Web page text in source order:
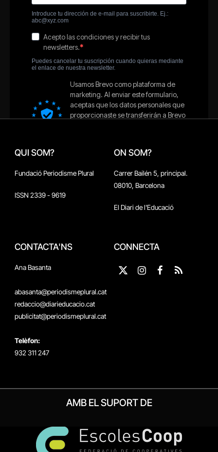
QUI SOM?
Fundació Periodisme Plural
ISSN 2339 - 9619
ON SOM?
Carrer Bailén 5, principal.
08010, Barcelona
El Diari de l'Educació
CONTACTA'NS
Ana Basanta
abasanta@periodismeplural.cat
redaccio@diarieducacio.cat
publicitat@periodismeplural.cat
Telèfon:
932 311 247
CONNECTA
X
Instagram
Facebook
RSS
AMB EL SUPORT DE